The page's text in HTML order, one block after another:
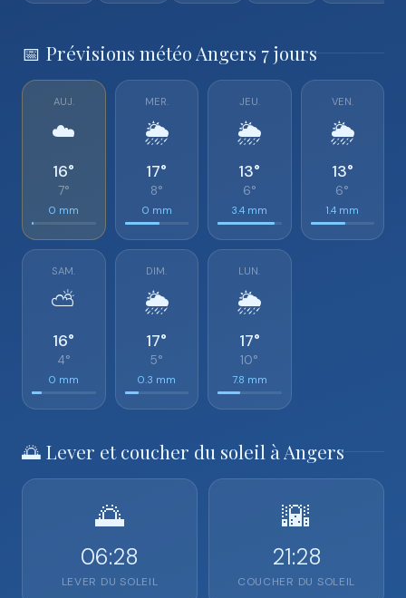
📅 Prévisions météo Angers 7 jours
AUJ.
☁️
16°
7°
0 mm
MER.
🌦️
17°
8°
0 mm
JEU.
🌦️
13°
6°
3.4 mm
VEN.
🌦️
13°
6°
1.4 mm
SAM.
⛅
16°
4°
0 mm
DIM.
🌦️
17°
5°
0.3 mm
LUN.
🌦️
17°
10°
7.8 mm
🌅 Lever et coucher du soleil à Angers
🌅
06:28
LEVER DU SOLEIL
🌇
21:28
COUCHER DU SOLEIL